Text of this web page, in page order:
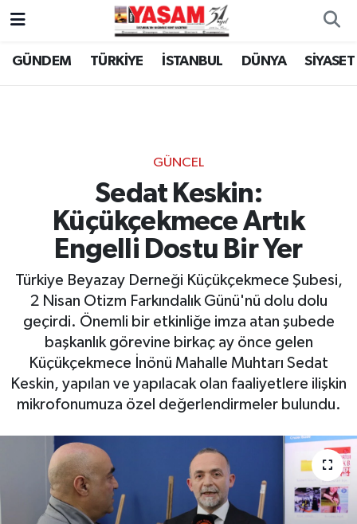
GÜNDEM TÜRKİYE İSTANBUL DÜNYA SİYASET
GÜNCEL
Sedat Keskin:
Küçükçekmece Artık
Engelli Dostu Bir Yer
Türkiye Beyazay Derneği Küçükçekmece Şubesi,
2 Nisan Otizm Farkındalık Günü'nü dolu dolu
geçirdi. Önemli bir etkinliğe imza atan şubede
başkanlık görevine birkaç ay önce gelen
Küçükçekmece İnönü Mahalle Muhtarı Sedat
Keskin, yapılan ve yapılacak olan faaliyetlere ilişkin
mikrofonumuza özel değerlendirmeler bulundu.